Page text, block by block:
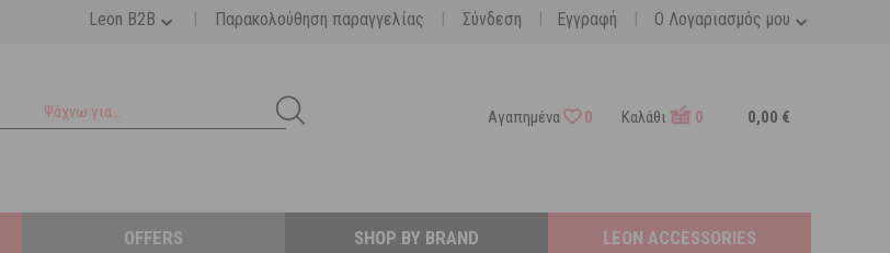
Ο Λογαριασμός μου
Leon B2B | Παρακολούθηση παραγγελίας | Σύνδεση | Εγγραφή |
Αγαπημένα 0 Καλάθι 0 0,00 €
OFFERS SHOP BY BRAND LEON ACCESSORIES